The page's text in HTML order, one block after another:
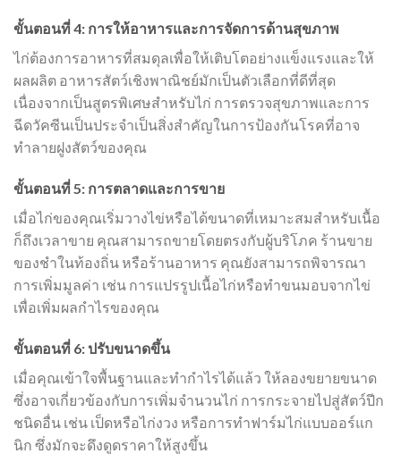
ขั้นตอนที่ 4: การให้อาหารและการจัดการด้านสุขภาพ
ไก่ต้องการอาหารที่สมดุลเพื่อให้เติบโตอย่างแข็งแรงและให้
ผลผลิต อาหารสัตว์เชิงพาณิชย์มักเป็นตัวเลือกที่ดีที่สุด
เนื่องจากเป็นสูตรพิเศษสำหรับไก่ การตรวจสุขภาพและการ
ฉีดวัคซีนเป็นประจำเป็นสิ่งสำคัญในการป้องกันโรคที่อาจ
ทำลายฝูงสัตว์ของคุณ
ขั้นตอนที่ 5: การตลาดและการขาย
เมื่อไก่ของคุณเริ่มวางไข่หรือได้ขนาดที่เหมาะสมสำหรับเนื้อ
ก็ถึงเวลาขาย คุณสามารถขายโดยตรงกับผู้บริโภค ร้านขาย
ของชำในท้องถิ่น หรือร้านอาหาร คุณยังสามารถพิจารณา
การเพิ่มมูลค่า เช่น การแปรรูปเนื้อไก่หรือทำขนมอบจากไข่
เพื่อเพิ่มผลกำไรของคุณ
ขั้นตอนที่ 6: ปรับขนาดขึ้น
เมื่อคุณเข้าใจพื้นฐานและทำกำไรได้แล้ว ให้ลองขยายขนาด
ซึ่งอาจเกี่ยวข้องกับการเพิ่มจำนวนไก่ การกระจายไปสู่สัตว์ปีก
ชนิดอื่น เช่น เป็ดหรือไก่งวง หรือการทำฟาร์มไก่แบบออร์แก
นิก ซึ่งมักจะดึงดูดราคาให้สูงขึ้น